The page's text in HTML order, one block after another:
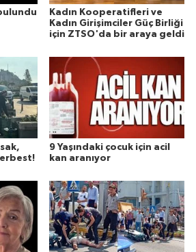
Kadın Kooperatifleri ve
Kadın Girişimciler Güç Birliği
için ZTSO'da bir araya geldi
9 Yaşındaki çocuk için acil
kan aranıyor